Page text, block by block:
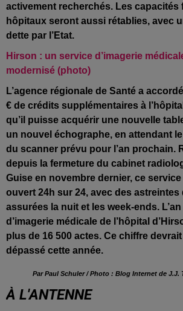
activement recherchés. Les capacités
hôpitaux seront aussi rétablies, avec
dette par l’Etat.
Hirson : un service d’imagerie
modernisé (photo)
L’agence régionale de Santé a
€ de crédits supplémentaires à
qu’il puisse acquérir une nouvelle
un nouvel échographe, en attendant
du scanner prévu pour l’an prochain.
depuis la fermeture du cabinet
Guise en novembre dernier, ce
ouvert 24h sur 24, avec des
assurées la nuit et les week-ends.
d’imagerie médicale de l’hôpital
plus de 16 500 actes. Ce chiffre
dépassé cette année.
Par Paul Schuler / Photo : Blog Internet de J.J.
À L'ANTENNE